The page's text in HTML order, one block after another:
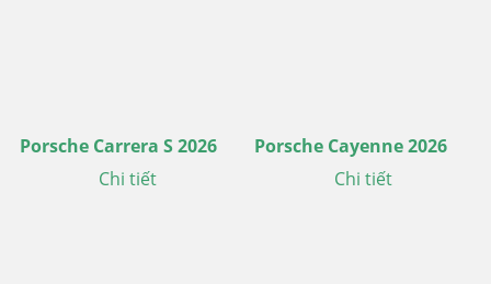
Porsche Carrera S 2026
Chi tiết
Porsche Cayenne 2026
Chi tiết